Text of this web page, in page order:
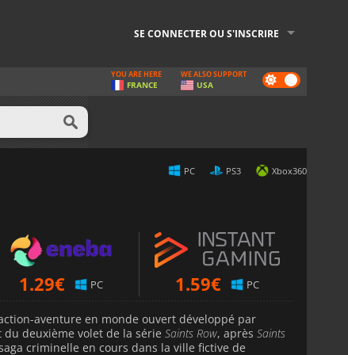
SE CONNECTER OU S'INSCRIRE
Dark
mode
YOU ARE HERE
FRANCE
WE ALSO SUPPORT
USA
PC PS3 Xbox360
1.29€ PC 1.59€ PC
aventure en monde ouvert développé par
deuxième volet de la série Saints Row, après Saints
criminelle en cours dans la ville fictive de